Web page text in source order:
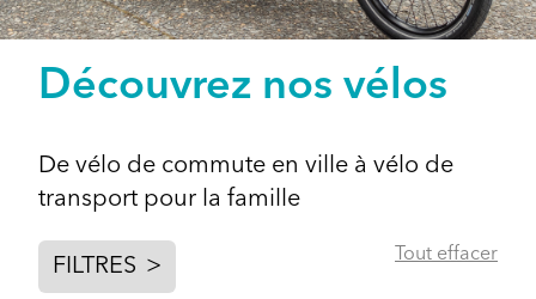
Découvrez nos vélos
De vélo de commute en ville à vélo de
transport pour la famille
FILTRES > Tout effacer